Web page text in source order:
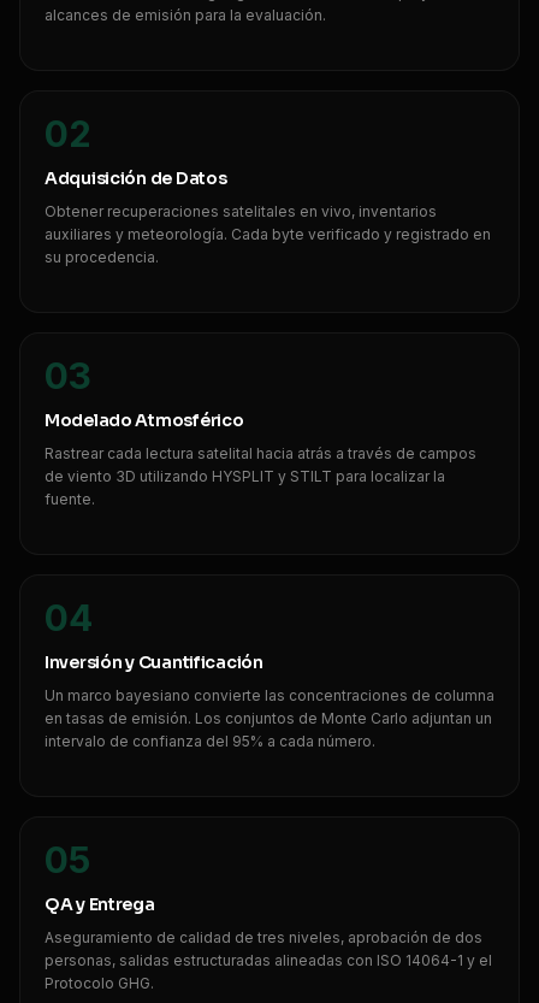
alcances de emisión para la evaluación.
02
Adquisición de Datos
Obtener recuperaciones satelitales en vivo, inventarios
auxiliares y meteorología. Cada byte verificado y registrado en
su procedencia.
03
Modelado Atmosférico
Rastrear cada lectura satelital hacia atrás a través de campos
de viento 3D utilizando HYSPLIT y STILT para localizar la
fuente.
04
Inversión y Cuantificación
Un marco bayesiano convierte las concentraciones de columna
en tasas de emisión. Los conjuntos de Monte Carlo adjuntan un
intervalo de confianza del 95% a cada número.
05
QA y Entrega
Aseguramiento de calidad de tres niveles, aprobación de dos
personas, salidas estructuradas alineadas con ISO 14064-1 y el
Protocolo GHG.